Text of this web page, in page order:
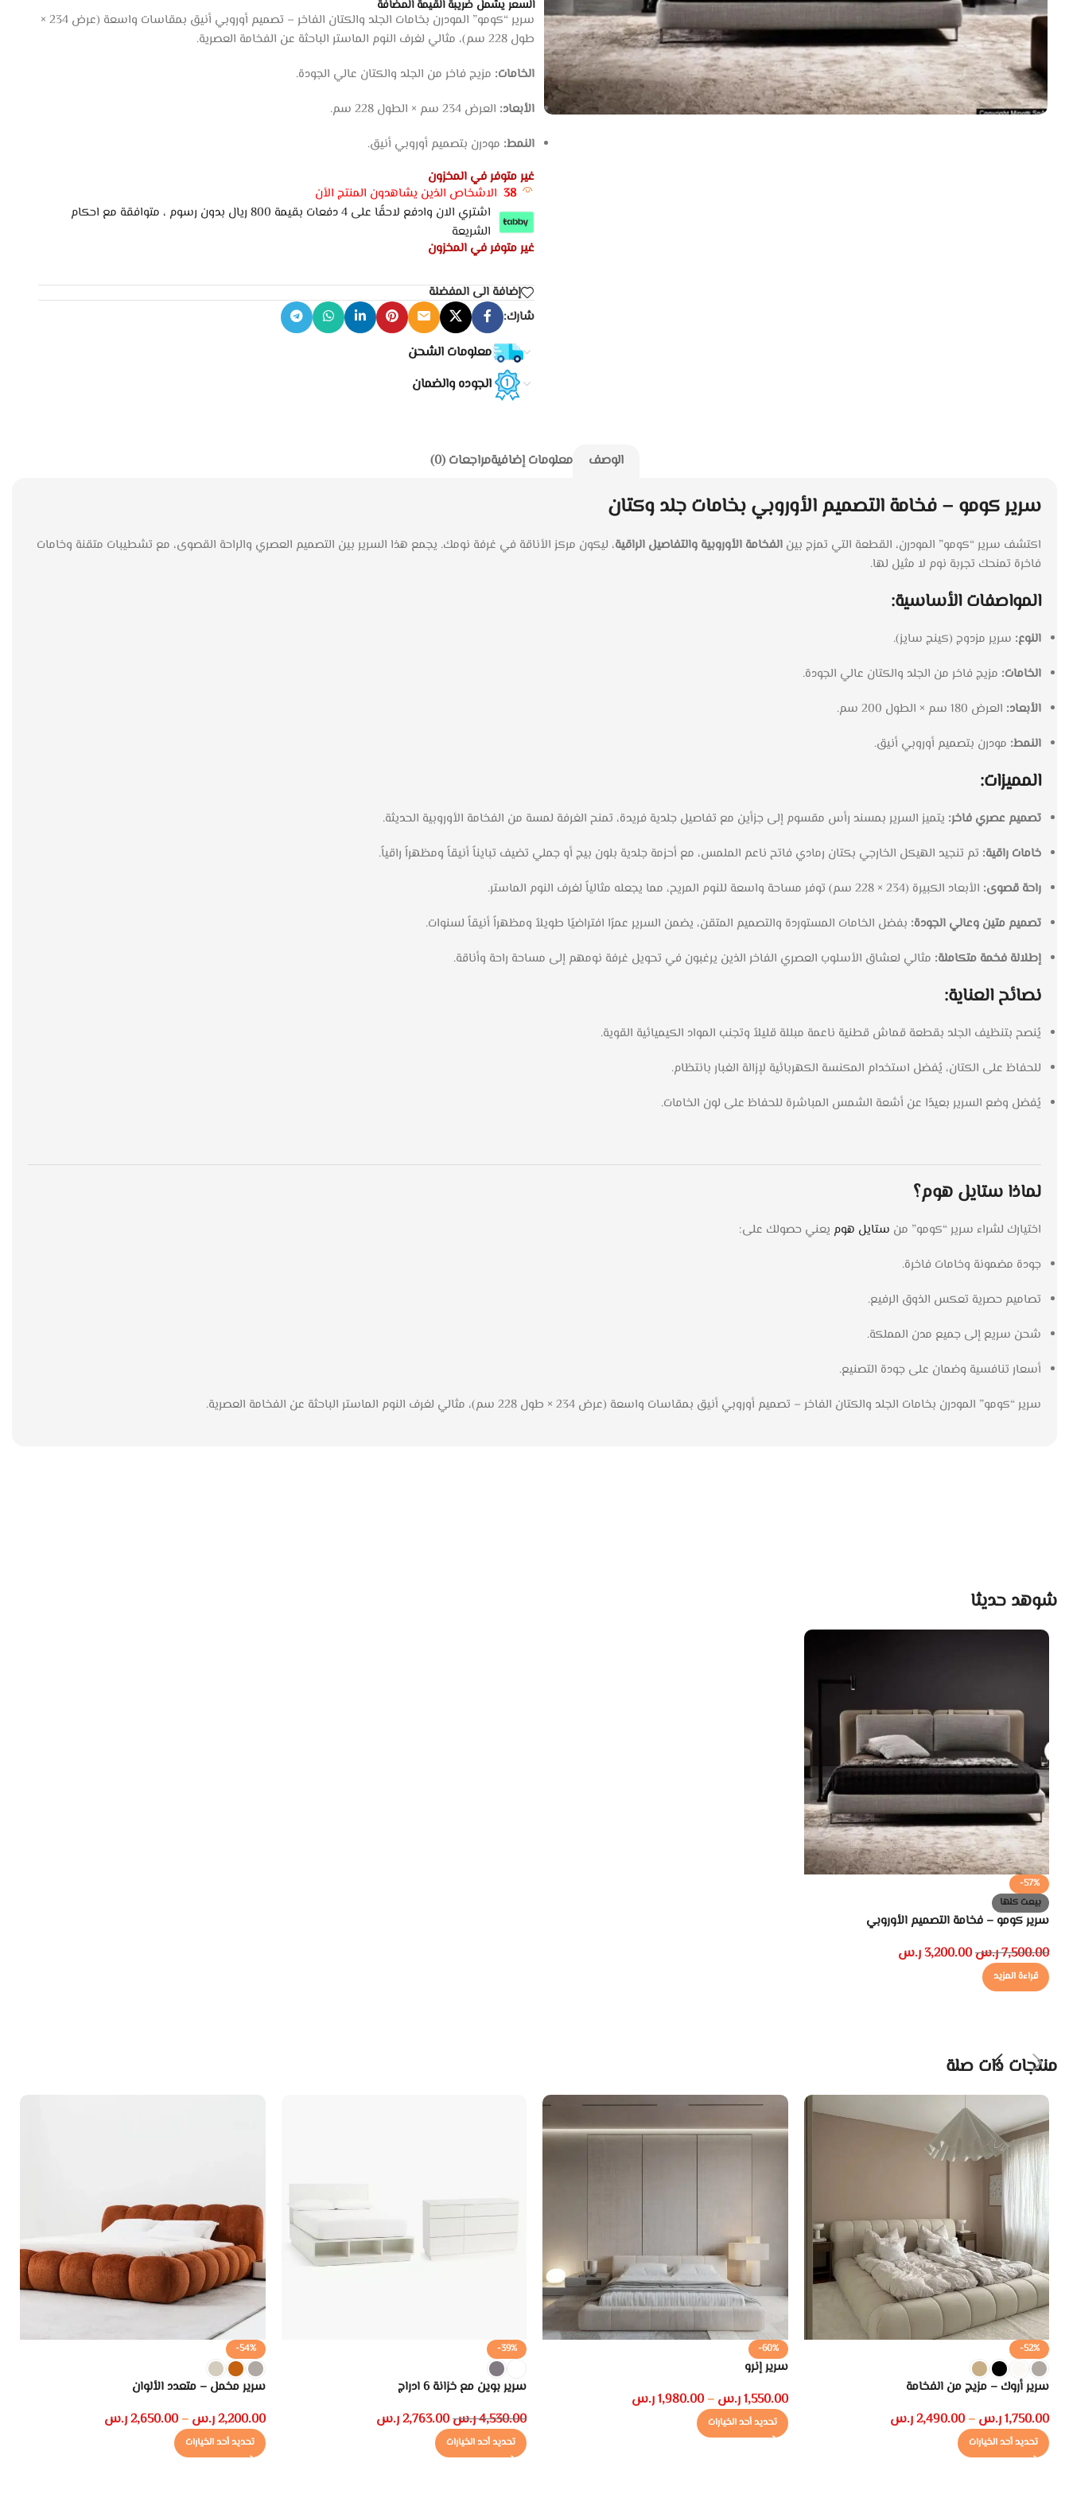
السعر يشمل ضريبة القيمة المضافة
سرير “كومو” المودرن بخامات الجلد والكتان الفاخر – تصميم أوروبي أنيق بمقاسات واسعة (عرض 234 ×
طول 228 سم)، مثالي لغرف النوم الماستر الباحثة عن الفخامة العصرية.
الخامات: مزيج فاخر من الجلد والكتان عالي الجودة.
الأبعاد: العرض 234 سم × الطول 228 سم.
النمط: مودرن بتصميم أوروبي أنيق.
غير متوفر في المخزون
38 الاشخاص الذين يشاهدون المنتج الأن
اشتري الان وادفع لاحقًا على 4 دفعات بقيمة 800 ريال بدون رسوم ، متوافقة مع احكام
الشريعة
غير متوفر في المخزون
إضافة الى المفضلة
شارك:
معلومات الشحن
الجوده والضمان
الوصف معلومات إضافيةمراجعات (0)
سرير كومو – فخامة التصميم الأوروبي بخامات جلد وكتان
اكتشف سرير “كومو” المودرن، القطعة التي تمزج بين الفخامة الأوروبية والتفاصيل الراقية، ليكون مركز الأناقة في غرفة نومك. يجمع هذا السرير بين التصميم العصري والراحة القصوى، مع تشطيبات متقنة وخامات
فاخرة تمنحك تجربة نوم لا مثيل لها.
المواصفات الأساسية:
النوع: سرير مزدوج (كينج سايز).
الخامات: مزيج فاخر من الجلد والكتان عالي الجودة.
الأبعاد: العرض 180 سم × الطول 200 سم.
النمط: مودرن بتصميم أوروبي أنيق.
المميزات:
تصميم عصري فاخر: يتميز السرير بمسند رأس مقسوم إلى جزأين مع تفاصيل جلدية فريدة، تمنح الغرفة لمسة من الفخامة الأوروبية الحديثة.
خامات راقية: تم تنجيد الهيكل الخارجي بكتان رمادي فاتح ناعم الملمس، مع أحزمة جلدية بلون بيج أو جملي تضيف تبايناً أنيقاً ومظهراً راقياً.
راحة قصوى: الأبعاد الكبيرة (234 × 228 سم) توفر مساحة واسعة للنوم المريح، مما يجعله مثالياً لغرف النوم الماستر.
تصميم متين وعالي الجودة: بفضل الخامات المستوردة والتصميم المتقن، يضمن السرير عمرًا افتراضيًا طويلاً ومظهراً أنيقاً لسنوات.
إطلالة فخمة متكاملة: مثالي لعشاق الأسلوب العصري الفاخر الذين يرغبون في تحويل غرفة نومهم إلى مساحة راحة وأناقة.
نصائح العناية:
يُنصح بتنظيف الجلد بقطعة قماش قطنية ناعمة مبللة قليلاً وتجنب المواد الكيميائية القوية.
للحفاظ على الكتان، يُفضل استخدام المكنسة الكهربائية لإزالة الغبار بانتظام.
يُفضل وضع السرير بعيدًا عن أشعة الشمس المباشرة للحفاظ على لون الخامات.
لماذا ستايل هوم؟
اختيارك لشراء سرير “كومو” من ستايل هوم يعني حصولك على:
جودة مضمونة وخامات فاخرة.
تصاميم حصرية تعكس الذوق الرفيع.
شحن سريع إلى جميع مدن المملكة.
أسعار تنافسية وضمان على جودة التصنيع.
سرير “كومو” المودرن بخامات الجلد والكتان الفاخر – تصميم أوروبي أنيق بمقاسات واسعة (عرض 234 × طول 228 سم)، مثالي لغرف النوم الماستر الباحثة عن الفخامة العصرية.
شوهد حديثا
-57%
بيعت كلها
سرير كومو – فخامة التصميم الأوروبي
7,500.00ر.س3,200.00ر.س
قراءة المزيد
منتجات ذات صلة
-52%
سرير أروك – مزيج من الفخامة
1,750.00ر.س –
2,490.00ر.س
تحديد أحد الخيارات
-60%
سرير إنرو
1,550.00ر.س –
1,980.00ر.س
تحديد أحد الخيارات
-39%
سرير بوين مع خزانة 6 ادراج
4,530.00ر.س2,763.00ر.س
تحديد أحد الخيارات
-54%
سرير مخمل – متعدد الألوان
2,200.00ر.س –
2,650.00ر.س
تحديد أحد الخيارات